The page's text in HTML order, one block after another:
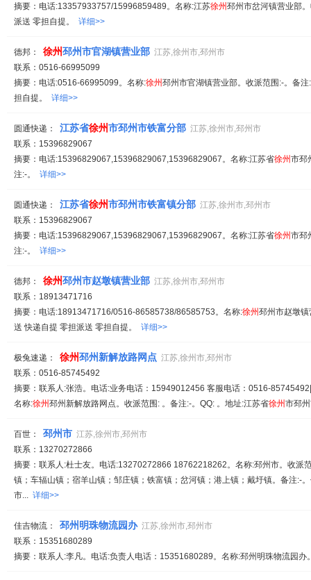
摘要：电话:13357933757/15996859489。名称:江苏徐州邳州市岔河镇营业部
派送 零担自提。 详细>>
德邦： 徐州邳州市官湖镇营业部 江苏,徐州市,邳州市
联系：0516-66995099
摘要：电话:0516-66995099。名称:徐州邳州市官湖镇营业部。收派范围:-。备
担自提。 详细>>
圆通快递： 江苏省徐州市邳州市铁富分部 江苏,徐州市,邳州市
联系：15396829067
摘要：电话:15396829067,15396829067,15396829067。名称:江苏省徐州市邳
注:-。 详细>>
圆通快递： 江苏省徐州市邳州市铁富镇分部 江苏,徐州市,邳州市
联系：15396829067
摘要：电话:15396829067,15396829067,15396829067。名称:江苏省徐州市邳
注:-。 详细>>
德邦： 徐州邳州市赵墩镇营业部 江苏,徐州市,邳州市
联系：18913471716
摘要：电话:18913471716/0516-86585738/86585753。名称:徐州邳州市赵墩
送 快递自提 零担派送 零担自提。 详细>>
极兔速递： 徐州邳州新解放路网点 江苏,徐州市,邳州市
联系：0516-85745492
摘要：联系人:张浩。电话:业务电话：15949012456 客服电话：0516-
名称:徐州邳州新解放路网点。收派范围: 。备注:-。QQ: 。地址:江苏省徐州市邳
百世： 邳州市 江苏,徐州市,邳州市
联系：13270272866
摘要：联系人:杜士友。电话:13270272866 18762218262。名称:邳州市。收派
镇；车辐山镇；宿羊山镇；邹庄镇；铁富镇；岔河镇；港上镇；戴圩镇。备注:-
市... 详细>>
佳吉物流： 邳州明珠物流园办 江苏,徐州市,邳州市
联系：15351680289
摘要：联系人:李凡。电话:负责人电话：15351680289。名称:邳州明珠物流园